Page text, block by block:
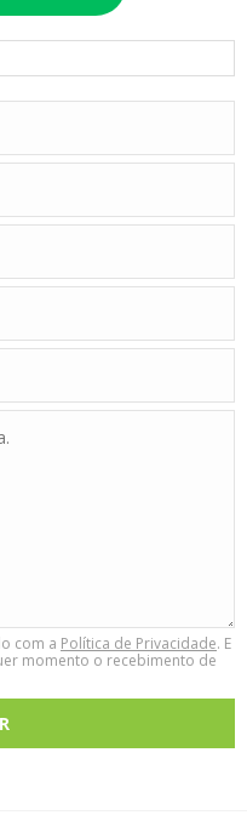
com a Política de Privacidade. E
momento o recebimento de